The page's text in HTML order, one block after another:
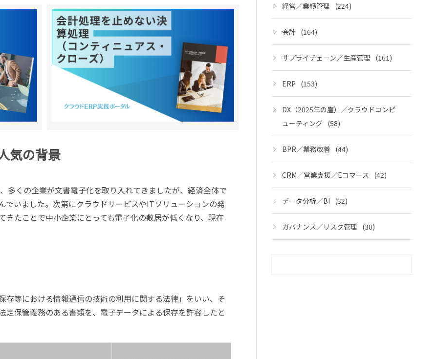
気の背景
多くの企業が文書電子化を取り入れてきましたが、経済全体で
でいました。次第にクラウドサービスやITソリューションの発
きたことで中小企業にとっても電子化の敷居が低くなり、現在
存等における情報通信の技術の利用に関する法律」をいい、そ
定保管義務のある書類を、電子データによる保存を許容したと
経営／業績管理 (224)
会計 (164)
サプライチェーン／生産管理 (161)
ERP (153)
DX（2025年の崖）／クラウドコンピ
ューティング (58)
BPR／業務改善 (44)
CRM／営業支援／Eコマース (42)
データ分析／BI (32)
ガバナンス／リスク管理 (30)